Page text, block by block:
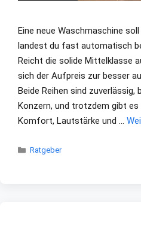
Eine neue Waschmaschine
landest du fast automatisch
Reicht die solide Mittelklasse
sich der Aufpreis zur besser
Beide Reihen sind zuverlässig,
Konzern, und trotzdem gibt es
Komfort, Lautstärke und …
Kategorien
Ratgeber